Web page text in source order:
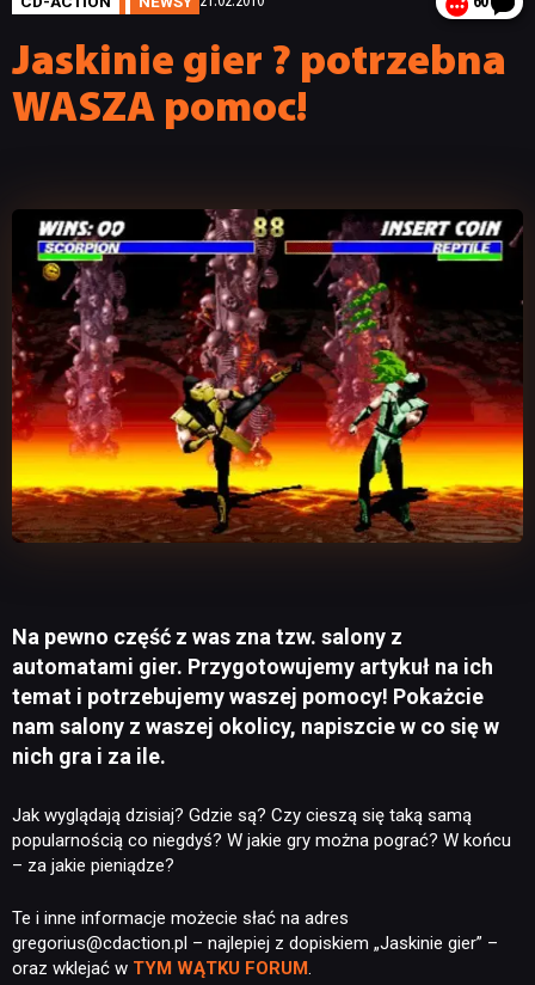
Jaskinie gier ? potrzebna
WASZA pomoc!
Na pewno część z was zna tzw. salony z
automatami gier. Przygotowujemy artykuł na ich
temat i potrzebujemy waszej pomocy! Pokażcie
nam salony z waszej okolicy, napiszcie w co się w
nich gra i za ile.
Jak wyglądają dzisiaj? Gdzie są? Czy cieszą się taką samą
popularnością co niegdyś? W jakie gry można pograć? W końcu
– za jakie pieniądze?
Te i inne informacje możecie słać na adres
gregorius@cdaction.pl – najlepiej z dopiskiem „Jaskinie gier” –
oraz wklejać w TYM WĄTKU FORUM.